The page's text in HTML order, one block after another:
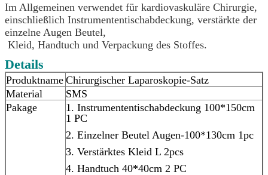
Im Allgemeinen verwendet für kardiovaskuläre Chirurgie,
einschließlich Instrumententischabdeckung, verstärkte der
einzelne Augen Beutel,
Kleid, Handtuch und Verpackung des Stoffes.
Details
Produktname Chirurgischer Laparoskopie-Satz
Material
SMS
Pakage
1. Instrumententischabdeckung 100*150cm
1 PC
2. Einzelner Beutel Augen-100*130cm 1pc
3. Verstärktes Kleid L 2pcs
4. Handtuch 40*40cm 2 PC